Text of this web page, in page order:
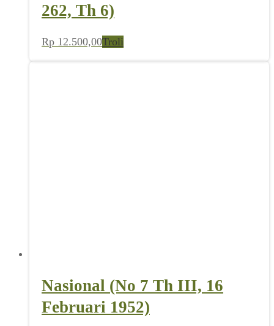
262, Th 6)
Rp 12.500,00Troli
Nasional (No 7 Th III, 16
Februari 1952)